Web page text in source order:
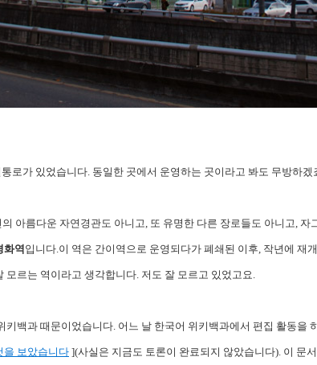
로가 있었습니다. 동일한 곳에서 운영하는 곳이라고 봐도 무방하겠
아름다운 자연경관도 아니고, 또 유명한 다른 장로들도 아니고, 자
화역 입니다.이 역은 간이역으로 운영되다가 폐쇄된 이후, 작년에 재
모르는 역이라고 생각합니다. 저도 잘 모르고 있었고요.
키백과 때문이었습니다. 어느 날 한국어 위키백과에서 편집 활동을
을 보았습니다 ](사실은 지금도 토론이 완료되지 않았습니다). 이 문